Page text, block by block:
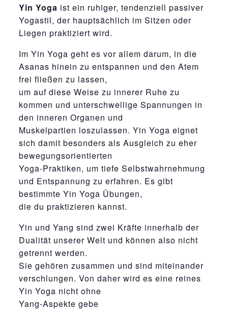
Yin Yoga ist ein ruhiger, tendenziell passiver
Yogastil, der hauptsächlich im Sitzen oder
Liegen praktiziert wird.
Im Yin Yoga geht es vor allem darum, in die
Asanas hinein zu entspannen und den Atem
frei fließen zu lassen,
um auf diese Weise zu innerer Ruhe zu
kommen und unterschwellige Spannungen in
den inneren Organen und
Muskelpartien loszulassen. Yin Yoga eignet
sich damit besonders als Ausgleich zu eher
bewegungsorientierten
Yoga-Praktiken, um tiefe Selbstwahrnehmung
und Entspannung zu erfahren. Es gibt
bestimmte Yin Yoga Übungen,
die du praktizieren kannst.
Yin und Yang sind zwei Kräfte innerhalb der
Dualität unserer Welt und können also nicht
getrennt werden.
Sie gehören zusammen und sind miteinander
verschlungen. Von daher wird es eine reines
Yin Yoga nicht ohne
Yang-Aspekte gebe